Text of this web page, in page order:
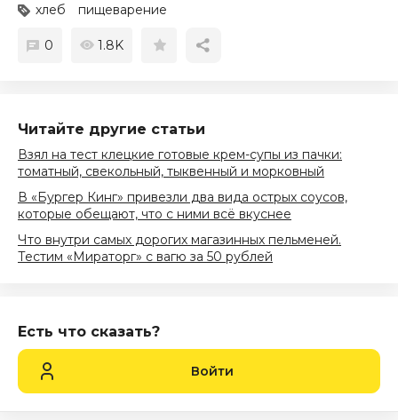
хлеб пищеварение
0 1.8K
Читайте другие статьи
Взял на тест клецкие готовые крем-супы из пачки:
томатный, свекольный, тыквенный и морковный
В «Бургер Кинг» привезли два вида острых соусов,
которые обещают, что с ними всё вкуснее
Что внутри самых дорогих магазинных пельменей.
Тестим «Мираторг» с вагю за 50 рублей
Есть что сказать?
Войти